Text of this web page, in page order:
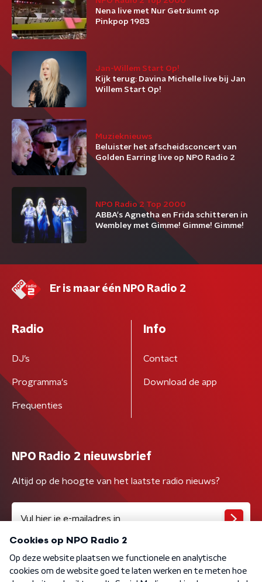
Nena live met Nur Geträumt op
Pinkpop 1983
Jan-Willem Start Op!
Kijk terug: Davina Michelle live bij Jan
Willem Start Op!
Muzieknieuws
Beluister het afscheidsconcert van
Golden Earring live op NPO Radio 2
NPO Radio 2 Top 2000
ABBA's Agnetha en Frida schitteren in
Wembley met Gimme! Gimme! Gimme!
Er is maar één NPO Radio 2
Radio
DJ’s
Programma's
Frequenties
Info
Contact
Download de app
NPO Radio 2 nieuwsbrief
Altijd op de hoogte van het laatste radio nieuws?